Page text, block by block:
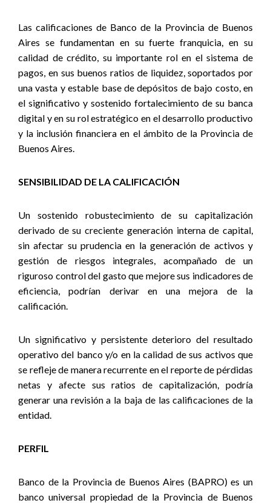
Las calificaciones de Banco de la Provincia de Buenos
Aires se fundamentan en su fuerte franquicia, en su
calidad de crédito, su importante rol en el sistema de
pagos, en sus buenos ratios de liquidez, soportados por
una vasta y estable base de depósitos de bajo costo, en
el significativo y sostenido fortalecimiento de su banca
digital y en su rol estratégico en el desarrollo productivo
y la inclusión financiera en el ámbito de la Provincia de
Buenos Aires.
SENSIBILIDAD DE LA CALIFICACIÓN
Un sostenido robustecimiento de su capitalización
derivado de su creciente generación interna de capital,
sin afectar su prudencia en la generación de activos y
gestión de riesgos integrales, acompañado de un
riguroso control del gasto que mejore sus indicadores de
eficiencia, podrían derivar en una mejora de la
calificación.
Un significativo y persistente deterioro del resultado
operativo del banco y/o en la calidad de sus activos que
se refleje de manera recurrente en el reporte de pérdidas
netas y afecte sus ratios de capitalización, podría
generar una revisión a la baja de las calificaciones de la
entidad.
PERFIL
Banco de la Provincia de Buenos Aires (BAPRO) es un
banco universal propiedad de la Provincia de Buenos